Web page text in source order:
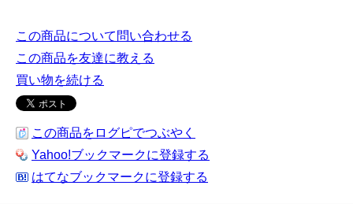
この商品について問い合わせる
この商品を友達に教える
買い物を続ける
この商品をログピでつぶやく
Yahoo!ブックマークに登録する
はてなブックマークに登録する